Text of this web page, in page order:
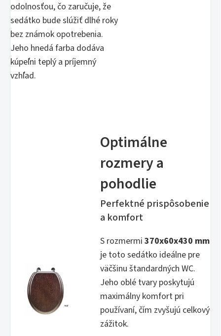
odolnosťou, čo zaručuje, že
sedátko bude slúžiť dlhé roky
bez známok opotrebenia.
Jeho hnedá farba dodáva
kúpeľni teplý a príjemný
vzhľad.
Optimálne
rozmery a
pohodlie
Perfektné prispôsobenie
a komfort
S rozmermi370x60x430 mm
je toto sedátko ideálne pre
väčšinu štandardných WC.
Jeho oblé tvary poskytujú
maximálny komfort pri
používaní, čím zvyšujú celkový
zážitok.